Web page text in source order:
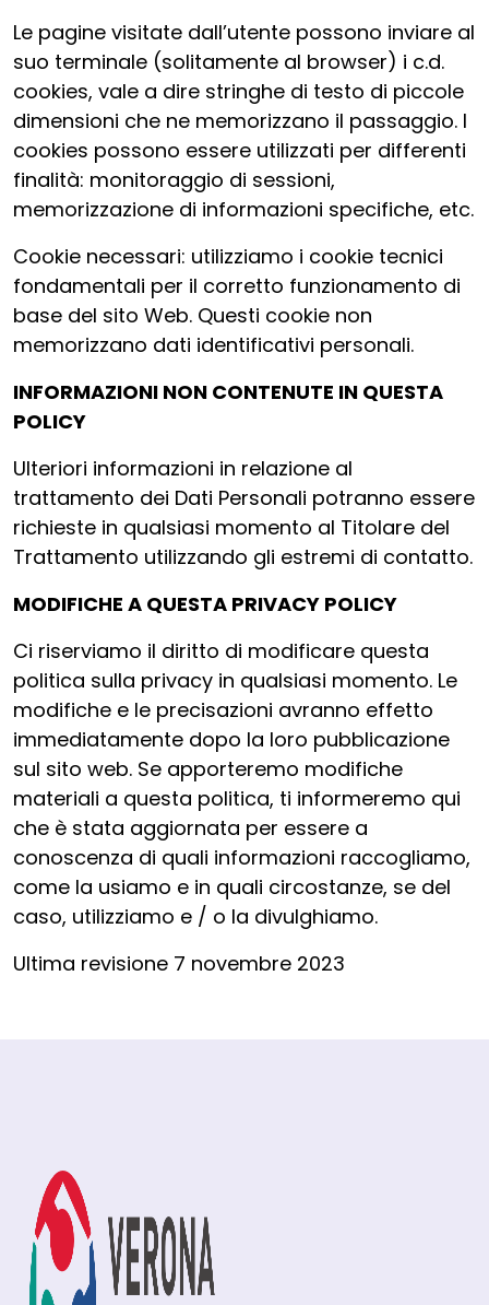
Le pagine visitate dall’utente possono inviare al
suo terminale (solitamente al browser) i c.d.
cookies, vale a dire stringhe di testo di piccole
dimensioni che ne memorizzano il passaggio. I
cookies possono essere utilizzati per differenti
finalità: monitoraggio di sessioni,
memorizzazione di informazioni specifiche, etc.
Cookie necessari: utilizziamo i cookie tecnici
fondamentali per il corretto funzionamento di
base del sito Web. Questi cookie non
memorizzano dati identificativi personali.
INFORMAZIONI NON CONTENUTE IN QUESTA
POLICY
Ulteriori informazioni in relazione al
trattamento dei Dati Personali potranno essere
richieste in qualsiasi momento al Titolare del
Trattamento utilizzando gli estremi di contatto.
MODIFICHE A QUESTA PRIVACY POLICY
Ci riserviamo il diritto di modificare questa
politica sulla privacy in qualsiasi momento. Le
modifiche e le precisazioni avranno effetto
immediatamente dopo la loro pubblicazione
sul sito web. Se apporteremo modifiche
materiali a questa politica, ti informeremo qui
che è stata aggiornata per essere a
conoscenza di quali informazioni raccogliamo,
come la usiamo e in quali circostanze, se del
caso, utilizziamo e / o la divulghiamo.
Ultima revisione 7 novembre 2023